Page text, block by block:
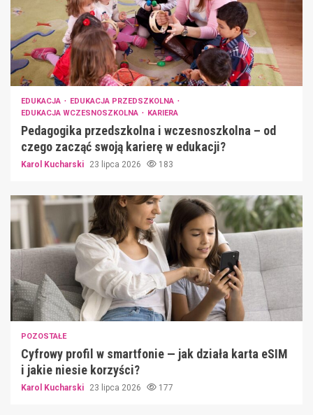
EDUKACJA
EDUKACJA PRZEDSZKOLNA
EDUKACJA WCZESNOSZKOLNA
KARIERA
Pedagogika przedszkolna i wczesnoszkolna – od
czego zacząć swoją karierę w edukacji?
Karol Kucharski 23 lipca 2026 183
POZOSTAŁE
Cyfrowy profil w smartfonie — jak działa karta eSIM
i jakie niesie korzyści?
Karol Kucharski 23 lipca 2026 177